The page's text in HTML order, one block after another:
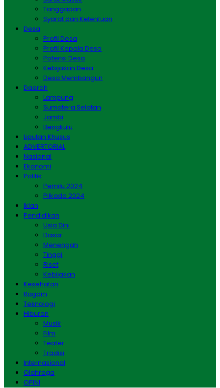
Tanggapan
Syarat dan Ketentuan
Desa
Profil Desa
Profil Kepala Desa
Potensi Desa
Kebijakan Desa
Desa Membangun
Daerah
Lampung
Sumatera Selatan
Jambi
Bengkulu
Liputan Khusus
ADVERTORIAL
Nasional
Ekonomi
Politik
Pemilu 2024
Pilkada 2024
Iklan
Pendidikan
Usia Dini
Dasar
Menengah
Tinggi
Riset
Kebijakan
Kesehatan
Ragam
Teknologi
Hiburan
Musik
Film
Teater
Tradisi
Internasional
Olahraga
OPINI